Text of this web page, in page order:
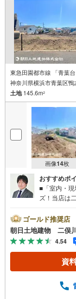
東急田園都市線 「青葉
神奈川県横浜市青葉区鴨
土地145.6m2
画像14枚
おすすめポ
■「室内・
ズ！当店は
ーナーなど
テレワーク
るためにON
せマイホー
選びはフ
じてみま
そうですが
ゴールド推奨店
朝日土地建物 二俣
4.54
資